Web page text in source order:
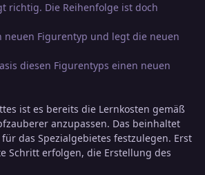
richtig. Die Reihenfolge ist doch
neuen Figurentyp und legt die neuen
diesen Figurentyps einen neuen
ist es bereits die Lernkosten gemäß
anzupassen. Das beinhaltet
das Spezialgebietes festzulegen. Erst
Schritt erfolgen, die Erstellung des